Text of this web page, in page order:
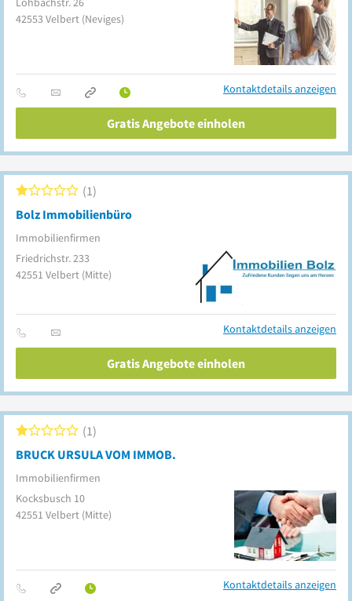
42553 Velbert (Neviges)
Kontaktdetails anzeigen
Gratis Angebote einholen
Bolz Immobilienbüro
Immobilienfirmen
1
Friedrichstr. 233
42551 Velbert (Mitte)
Kontaktdetails anzeigen
Gratis Angebote einholen
BRUCK URSULA VOM IMMOB.
Immobilienfirmen
1
Kocksbusch 10
42551 Velbert (Mitte)
Kontaktdetails anzeigen